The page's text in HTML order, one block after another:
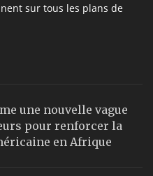
sur tous les plans de
une nouvelle vague
pour renforcer la
en Afrique